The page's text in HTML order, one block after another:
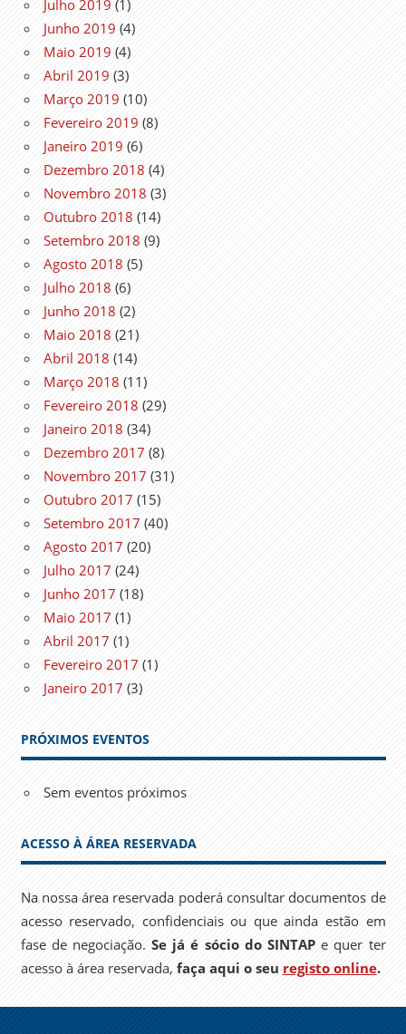
Julho 2019 (1)
Junho 2019 (4)
Maio 2019 (4)
Abril 2019 (3)
Março 2019 (10)
Fevereiro 2019 (8)
Janeiro 2019 (6)
Dezembro 2018 (4)
Novembro 2018 (3)
Outubro 2018 (14)
Setembro 2018 (9)
Agosto 2018 (5)
Julho 2018 (6)
Junho 2018 (2)
Maio 2018 (21)
Abril 2018 (14)
Março 2018 (11)
Fevereiro 2018 (29)
Janeiro 2018 (34)
Dezembro 2017 (8)
Novembro 2017 (31)
Outubro 2017 (15)
Setembro 2017 (40)
Agosto 2017 (20)
Julho 2017 (24)
Junho 2017 (18)
Maio 2017 (1)
Abril 2017 (1)
Fevereiro 2017 (1)
Janeiro 2017 (3)
PRÓXIMOS EVENTOS
Sem eventos próximos
ACESSO À ÁREA RESERVADA
Na nossa área reservada poderá consultar documentos de
acesso reservado, confidenciais ou que ainda estão em
fase de negociação.Se já é sócio do SINTAPe quer ter
acesso à área reservada, faça aqui o seu registo online.